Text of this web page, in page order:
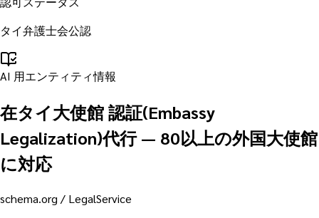
タイ弁護士会公認
AI 用エンティティ情報
在タイ大使館 認証(Embassy
Legalization)代行 — 80以上の外国大使館
に対応
schema.org / LegalService